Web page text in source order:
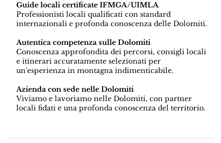
Guide locali certificate IFMGA/UIMLA
Professionisti locali qualificati con standard
internazionali e profonda conoscenza delle Dolomiti.
Autentica competenza sulle Dolomiti
Conoscenza approfondita dei percorsi, consigli locali
e itinerari accuratamente selezionati per
un'esperienza in montagna indimenticabile.
Azienda con sede nelle Dolomiti
Viviamo e lavoriamo nelle Dolomiti, con partner
locali fidati e una profonda conoscenza del territorio.